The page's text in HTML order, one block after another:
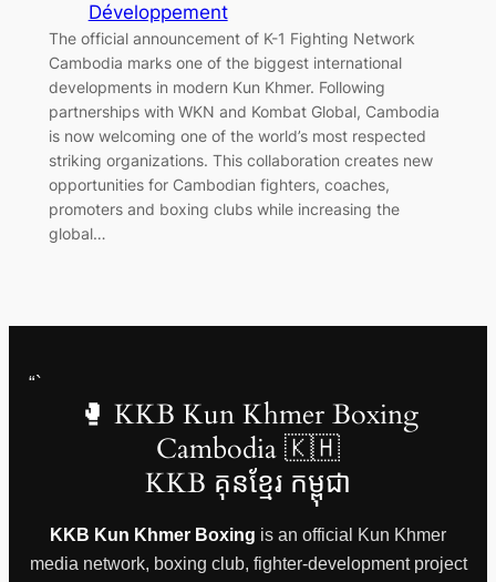
Développement
The official announcement of K-1 Fighting Network
Cambodia marks one of the biggest international
developments in modern Kun Khmer. Following
partnerships with WKN and Kombat Global, Cambodia
is now welcoming one of the world’s most respected
striking organizations. This collaboration creates new
opportunities for Cambodian fighters, coaches,
promoters and boxing clubs while increasing the
global…
“`
🥊 KKB Kun Khmer Boxing
Cambodia 🇰🇭
KKB គុនខ្មែរ កម្ពុជា
KKB Kun Khmer Boxing is an official Kun Khmer
media network, boxing club, fighter-development project